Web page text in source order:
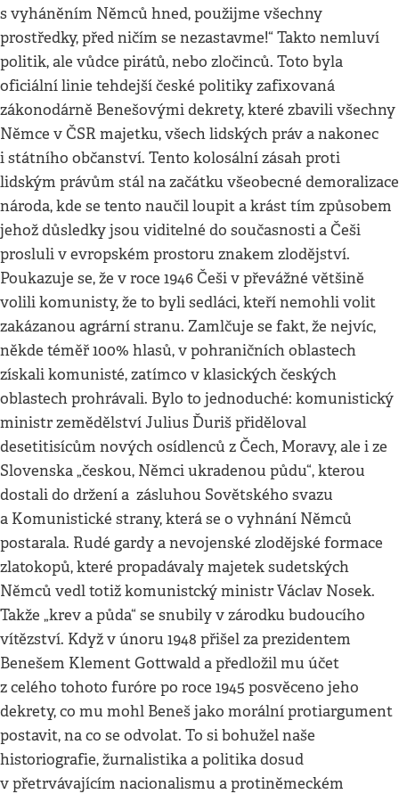
s vyháněním Němců hned, použijme všechny
prostředky, před ničím se nezastavme!“ Takto nemluví
politik, ale vůdce pirátů, nebo zločinců. Toto byla
oficiální linie tehdejší české politiky zafixovaná
zákonodárně Benešovými dekrety, které zbavili všechny
Němce v ČSR majetku, všech lidských práv a nakonec
i státního občanství. Tento kolosální zásah proti
lidským právům stál na začátku všeobecné demoralizace
národa, kde se tento naučil loupit a krást tím způsobem
jehož důsledky jsou viditelné do současnosti a Češi
prosluli v evropském prostoru znakem zlodějství.
Poukazuje se, že v roce 1946 Češi v převážné většině
volili komunisty, že to byli sedláci, kteří nemohli volit
zakázanou agrární stranu. Zamlčuje se fakt, že nejvíc,
někde téměř 100% hlasů, v pohraničních oblastech
získali komunisté, zatímco v klasických českých
oblastech prohrávali. Bylo to jednoduché: komunistický
ministr zemědělství Julius Ďuriš přiděloval
desetitisícům nových osídlenců z Čech, Moravy, ale i ze
Slovenska „českou, Němci ukradenou půdu“, kterou
dostali do držení a zásluhou Sovětského svazu
a Komunistické strany, která se o vyhnání Němců
postarala. Rudé gardy a nevojenské zlodějské formace
zlatokopů, které propadávaly majetek sudetských
Němců vedl totiž komunistcký ministr Václav Nosek.
Takže „krev a půda“ se snubily v zárodku budoucího
vítězství. Když v únoru 1948 přišel za prezidentem
Benešem Klement Gottwald a předložil mu účet
z celého tohoto furóre po roce 1945 posvěceno jeho
dekrety, co mu mohl Beneš jako morální protiargument
postavit, na co se odvolat. To si bohužel naše
historiografie, žurnalistika a politika dosud
v přetrvávajícím nacionalismu a protiněmeckém